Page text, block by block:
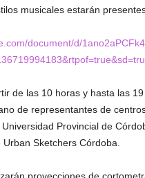
musicales estarán
document/d/
de las 10 horas y hasta las
de representantes de
Provincial de
Sketchers Córdoba.
proyecciones de